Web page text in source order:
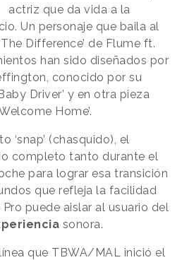
actriz que da vida a la
Un personaje que baila al
Difference’ de Flume ft.
han sido diseñados por
conocido por su
Driver’ y en otra pieza
Home’.
‘snap’ (chasquido), el
completo tanto durante el
para lograr esa transición
que refleja la facilidad
puede aislar al usuario del
sonora.
que TBWA/MAL inició el